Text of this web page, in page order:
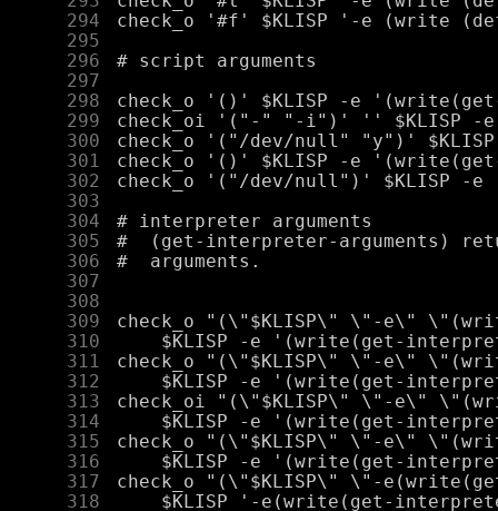
    294
    295
    296
    297
    298
    299
    300
    301
    302
    303
    304
    305
    306
    307
    308
    309
    310
    311
    312
    313
    314
    315
    316
    317
    318